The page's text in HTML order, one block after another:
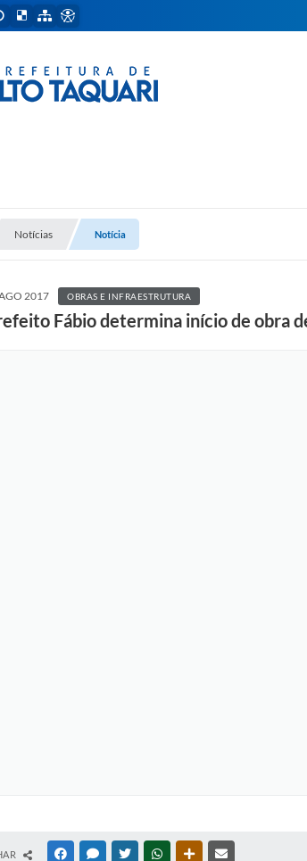
Notícias Notícia
2017 OBRAS E INFRAESTRUTURA
Fábio determina início de obra
FACEBOOKMESSENGER
TWITTERWHATSAPPOUTRAS MÍDIAS